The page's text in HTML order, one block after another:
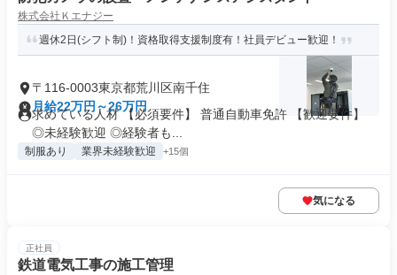
株式会社Ｋエナジー
週休2日(シフト制)！資格取得支援制度有！社員デビュー歓迎！
〒116-0003東京都荒川区南千住
月給22万円～26万円
求めている人材 【必須要件】 普通自動車免許 【歓迎要件】
◎未経験歓迎 ◎経験者も...
制服あり 業界未経験歓迎 +15個
気になる
正社員
鉄道電気工事の施工管理